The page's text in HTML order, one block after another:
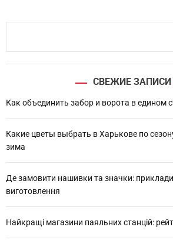
h
СВЕЖИЕ ЗАПИСИ
Как объединить забор и ворота в едином
Какие цветы выбрать в Харькове по
зима
Де замовити нашивки та значки: приклади
виготовлення
Найкращі магазини паяльних станцій: